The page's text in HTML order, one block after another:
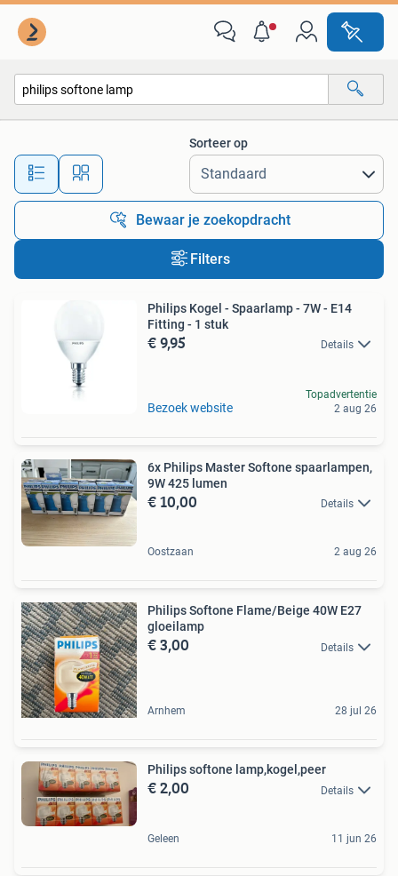
Alle afstanden…
Sorteer op
Bewaar je zoekopdracht
Filters
Philips Kogel - Spaarlamp - 7W - E14
Fitting - 1 stuk
€ 9,95 Details
Bezoek website
Topadvertentie
2 aug 26
6x Philips Master Softone spaarlampen,
9W 425 lumen
€ 10,00 Details
Oostzaan 2 aug 26
Philips Softone Flame/Beige 40W E27
gloeilamp
€ 3,00 Details
Arnhem 28 jul 26
Philips softone lamp,kogel,peer
€ 2,00 Details
Geleen 11 jun 26